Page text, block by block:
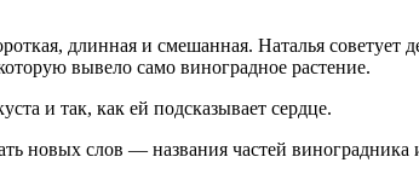
длинная и смешанная. Наталья советует
вывело само виноградное растение.
и так, как ей подсказывает сердце.
новых слов — названия частей виноградника